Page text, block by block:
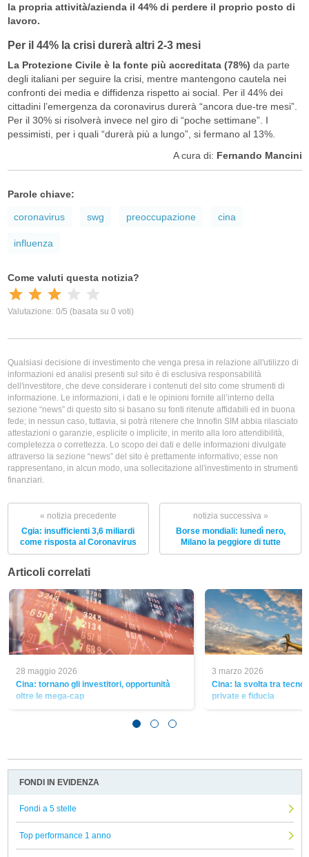
la propria attività/azienda il 44% di perdere il proprio posto di
lavoro.
Per il 44% la crisi durerà altri 2-3 mesi
La Protezione Civile è la fonte più accreditata (78%) da parte
degli italiani per seguire la crisi, mentre mantengono cautela nei
confronti dei media e diffidenza rispetto ai social. Per il 44% dei
cittadini l’emergenza da coronavirus durerà “ancora due-tre mesi”.
Per il 30% si risolverà invece nel giro di “poche settimane”. I
pessimisti, per i quali “durerà più a lungo”, si fermano al 13%.
A cura di: Fernando Mancini
Parole chiave:
coronavirus swg preoccupazione cina
influenza
Qualsiasi decisione di investimento che venga presa in relazione all'utilizzo di
informazioni ed analisi presenti sul sito è di esclusiva responsabilità
dell'investitore, che deve considerare i contenuti del sito come strumenti di
informazione. Le informazioni, i dati e le opinioni fornite all’interno della
sezione “news” di questo sito si basano su fonti ritenute affidabili ed in buona
fede; in nessun caso, tuttavia, si potrà ritenere che Innofin SIM abbia rilasciato
attestazioni o garanzie, esplicite o implicite, in merito alla loro attendibilità,
completezza o correttezza. Lo scopo dei dati e delle informazioni divulgate
attraverso la sezione “news” del sito è prettamente informativo; esse non
rappresentano, in alcun modo, una sollecitazione all'investimento in strumenti
finanziari.
« notizia precedente
Cgia: insufficienti 3,6 miliardi
come risposta al Coronavirus
notizia successiva »
Borse mondiali: lunedì nero,
Milano la peggiore di tutte
Articoli correlati
28 maggio 2026
Cina: tornano gli investitori, opportunità
oltre le mega-cap
3 marzo 2026
Cina: la svolta tra
private e fiducia
FONDI IN EVIDENZA
Fondi a 5 stelle
Top performance 1 anno